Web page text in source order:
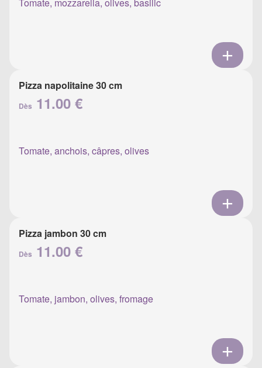
Tomate, mozzarella, olives, basilic
Pizza napolitaine 30 cm
Dès 11.00 €
Tomate, anchois, câpres, olives
Pizza jambon 30 cm
Dès 11.00 €
Tomate, jambon, olives, fromage